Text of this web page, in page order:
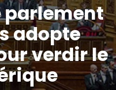
parlement
adopte
verdir le